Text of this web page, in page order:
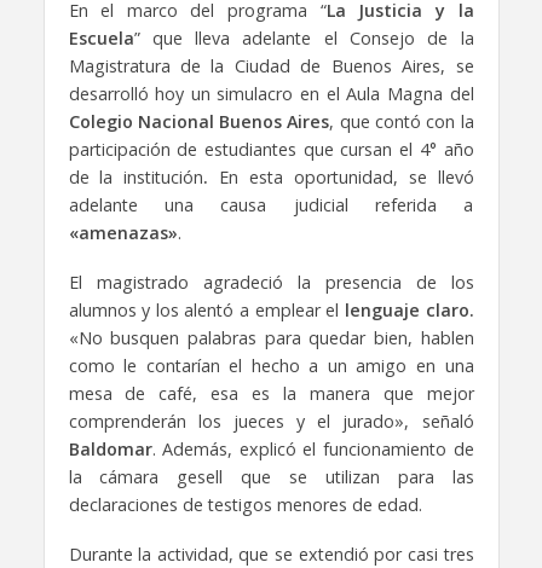
En el marco del programa “La Justicia y la
Escuela” que lleva adelante el Consejo de la
Magistratura de la Ciudad de Buenos Aires, se
desarrolló hoy un simulacro en el Aula Magna del
Colegio Nacional Buenos Aires, que contó con la
participación de estudiantes que cursan el 4° año
de la institución. En esta oportunidad, se llevó
adelante una causa judicial referida a
«amenazas».
El magistrado agradeció la presencia de los
alumnos y los alentó a emplear el lenguaje claro.
«No busquen palabras para quedar bien, hablen
como le contarían el hecho a un amigo en una
mesa de café, esa es la manera que mejor
comprenderán los jueces y el jurado», señaló
Baldomar. Además, explicó el funcionamiento de
la cámara gesell que se utilizan para las
declaraciones de testigos menores de edad.
Durante la actividad, que se extendió por casi tres